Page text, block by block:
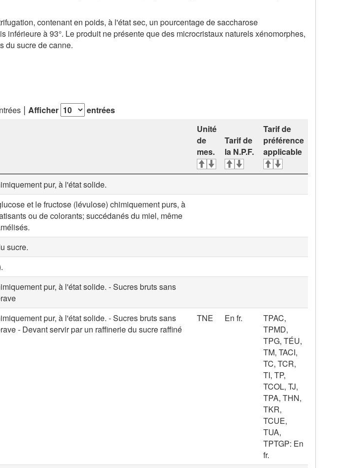
contenant en poids, à l'état sec, un pourcentage de saccharose
à 93°. Le produit ne présente que des microcristaux naturels xénomorphes,
du sucre de canne.
Afficher entrées
Unité
de
mes.
Tarif de
la N.P.F.
Tarif de
préférence
applicable
pur, à l'état solide.
et le fructose (lévulose) chimiquement purs, à
ou de colorants; succédanés du miel, même
sucre.
pur, à l'état solide. - Sucres bruts sans
pur, à l'état solide. - Sucres bruts sans
- Devant servir par un raffinerie du sucre raffiné
TNE En fr.
TPAC,
TPMD,
TPG, TÉU,
TM, TACI,
TC, TCR,
TI, TP,
TCOL, TJ,
TPA, THN,
TKR,
TCUE,
TUA,
TPTGP: En
fr.